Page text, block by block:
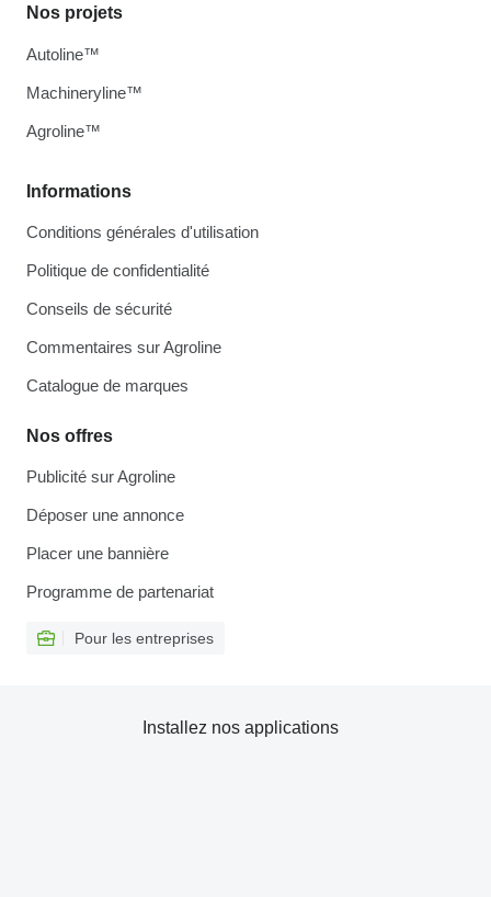
Informations
Conditions générales d'utilisation
Politique de confidentialité
Conseils de sécurité
Commentaires sur Agroline
Catalogue de marques
Nos offres
Publicité sur Agroline
Déposer une annonce
Placer une bannière
Programme de partenariat
Pour les entreprises
Nos projets
Autoline™
Machineryline™
Agroline™
Installez nos applications